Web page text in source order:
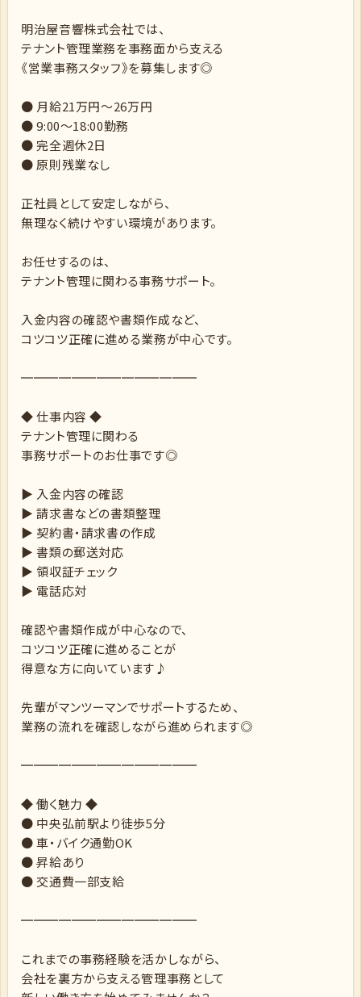
明治屋音響株式会社では、
テナント管理業務を事務面から支える
《営業事務スタッフ》を募集します◎
● 月給21万円～26万円
● 9:00～18:00勤務
● 完全週休2日
● 原則残業なし
正社員として安定しながら、
無理なく続けやすい環境があります。
お任せするのは、
テナント管理に関わる事務サポート。
入金内容の確認や書類作成など、
コツコツ正確に進める業務が中心です。
══════════════
◆ 仕事内容 ◆
テナント管理に関わる
事務サポートのお仕事です◎
▶ 入金内容の確認
▶ 請求書などの書類整理
▶ 契約書・請求書の作成
▶ 書類の郵送対応
▶ 領収証チェック
▶ 電話応対
確認や書類作成が中心なので、
コツコツ正確に進めることが
得意な方に向いています♪
先輩がマンツーマンでサポートするため、
業務の流れを確認しながら進められます◎
══════════════
◆ 働く魅力 ◆
● 中央弘前駅より徒歩5分
● 車・バイク通勤OK
● 昇給あり
● 交通費一部支給
══════════════
これまでの事務経験を活かしながら、
会社を裏方から支える管理事務として